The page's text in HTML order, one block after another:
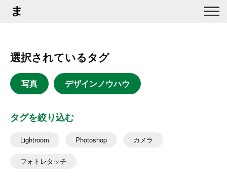
選択されているタグ
写真 デザインノウハウ
タグを絞り込む
Lightroom Photoshop カメラ
フォトレタッチ